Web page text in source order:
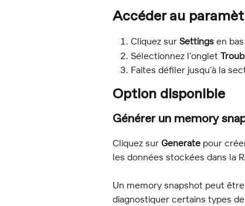
Accéder au
Cliquez sur Settings en
Sélectionnez l’onglet
Faites défiler jusqu’à la
Option disponible
Générer un memory
Cliquez sur Generate pour
les données stockées dans la
Un memory snapshot peut
diagnostiquer certains types